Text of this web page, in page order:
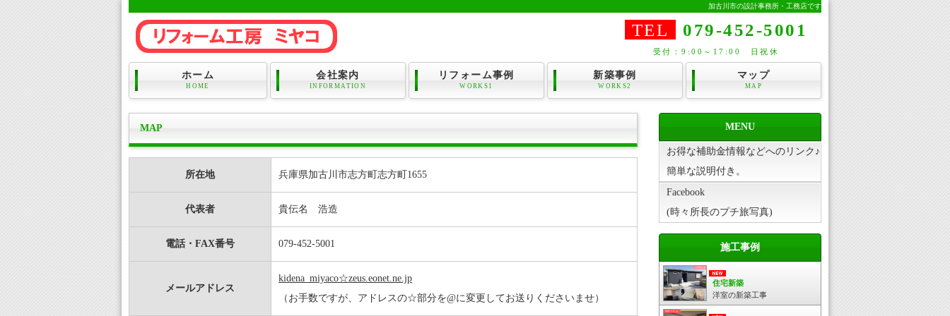
加古川市の設計事務所・工務店です
TEL 079-452-5001
受付：9:00～17:00 日祝休
ホーム
HOME
会社案内
INFORMATION
リフォーム事例
WORKS1
新築事例
WORKS2
マップ
MAP
MAP
所在地 兵庫県加古川市志方町志方町1655
代表者 貴伝名 浩造
電話・FAX番号 079-452-5001
メールアドレス
kidena_miyaco☆zeus.eonet.ne.jp
（お手数ですが、アドレスの☆部分を@に変更してお送りくださいませ）
MENU
お得な補助金情報などへのリンク♪
簡単な説明付き。
Facebook
(時々所長のプチ旅写真)
施工事例
住宅新築
洋室の新築工事